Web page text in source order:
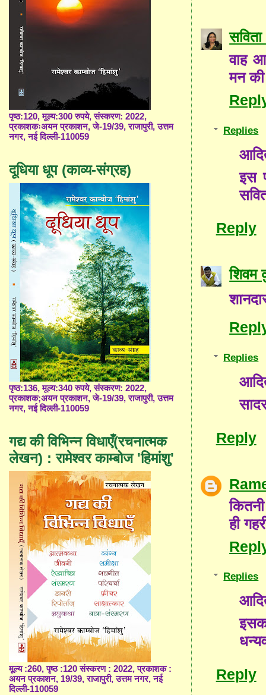
वाह
मन
Replies
इस
Reply
शिवम
Replies
Reply
ही
Replies
Reply
पृष्ठ:120, मूल्य:300 रुपये, संस्करण: 2022,
प्रकाशकःअयन प्रकाशन, जे-19/39, राजापुरी, उत्तम
नगर, नई दिल्ली-110059
दूधिया धूप (काव्य-संग्रह)
पृष्ठ:136, मूल्य:340 रुपये, संस्करण: 2022,
प्रकाशक;अयन प्रकाशन, जे-19/39, राजापुरी, उत्तम
नगर, नई दिल्ली-110059
गद्य की विभिन्न विधाएँ(रचनात्मक
लेखन) : रामेश्वर काम्बोज 'हिमांशु'
मूल्य :260, पृष्ठ :120 संस्करण : 2022, प्रकाशक :
अयन प्रकाशन, 19/39, राजापुरी, उत्तम नगर, नई
दिल्ली-110059